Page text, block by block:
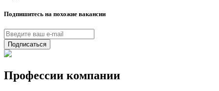
Подпишитесь на похожие вакансии
Подписаться
Профессии компании